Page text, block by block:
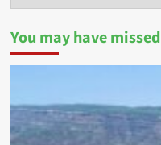
You may have missed